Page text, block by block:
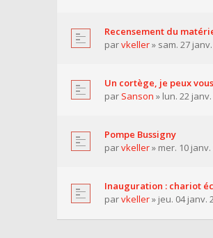
Recensement du
parvkeller» sam. 27
Un cortège, je peux
par Sanson » lun. 22
Pompe Bussigny
parvkeller» mer. 10 janv.
Inauguration : chariot
parvkeller» jeu. 04 janv.